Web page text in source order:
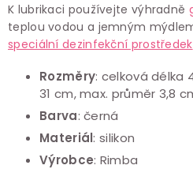
K lubrikaci používejte výhradně
teplou vodou a jemným
speciální dezinfekční prostředek
Rozměry: celková délka
31 cm, max. průměr 3,8
Barva: černá
Materiál: silikon
Výrobce: Rimba